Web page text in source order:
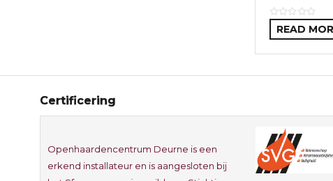
READ
Certificering
Openhaardencentrum Deurne is een
erkend installateur en is aangesloten bij